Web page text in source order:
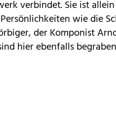
verbindet. Sie ist
wie die
der Komponist
hier ebenfalls